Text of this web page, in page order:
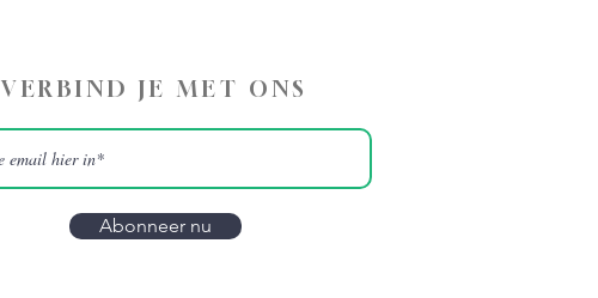
VERBIND JE MET ONS
Abonneer nu